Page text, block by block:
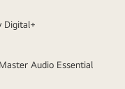
Digital+
Audio Essential